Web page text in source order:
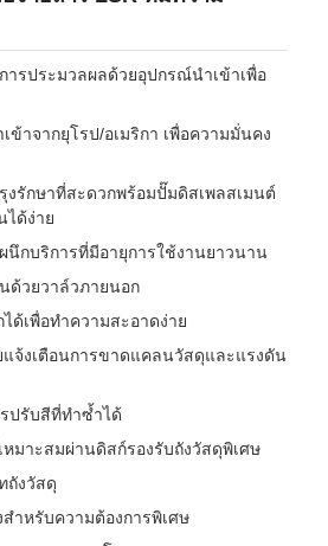
รประมวลผลด้วยอุปกรณ์นำเข้าเพื่อ
ข้าจากยุโรป/อเมริกา เพื่อความมั่นคง
งรักษาที่สะดวกพร้อมปั๊มดิสเพลสเมนต์
ด้ง่าย
นึกบริการที่มีอายุการใช้งานยาวนาน
ด้วยวาล์วภายนอก
ด้เพื่อทำความสะอาดง่าย
จ้งเตือนการขาดแคลนวัสดุและแรงดัน
ปรับสีที่ทำซ้ำได้
หมาะสมผ่านดิสก์รองรับถังวัสดุพิเศษ
ถังวัสดุ
สำหรับความต้องการพิเศษ